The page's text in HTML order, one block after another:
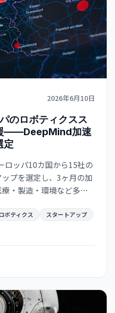
2026年6月10日
のロボティクスス
——DeepMind加速
定
ッパ10カ国から15社の
プを選定し、3ヶ月の加
・製造・環境など多様
ボティクス
スタートアップ